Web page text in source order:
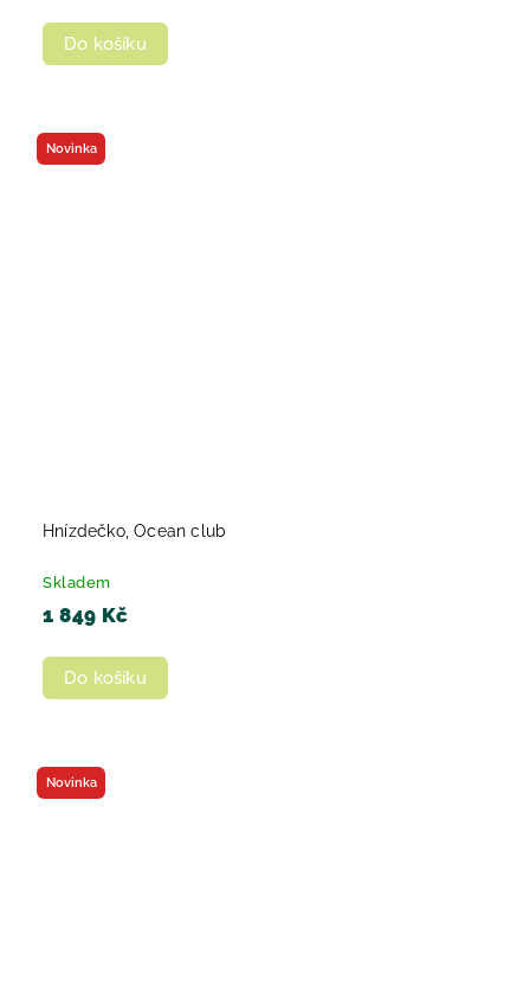
Do košíku
Novinka
Hnízdečko, Ocean club
Skladem
1 849 Kč
Do košíku
Novinka